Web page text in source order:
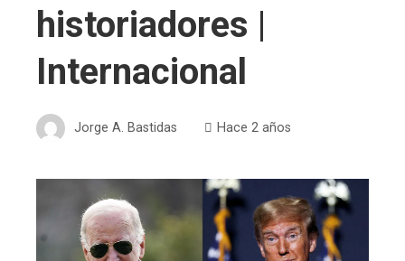
historiadores |
Internacional
Jorge A. Bastidas Hace 2 años